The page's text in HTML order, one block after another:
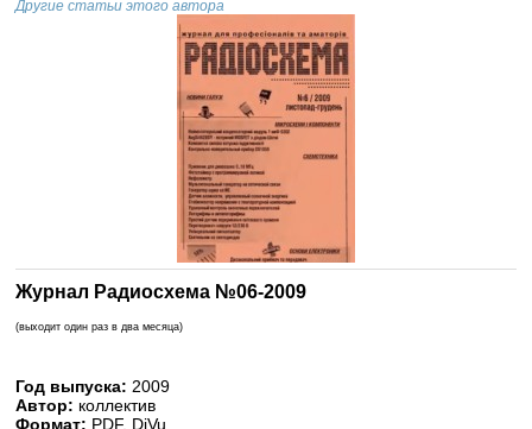
Другие статьи этого автора
Журнал Радиосхема №06-2009
(выходит один раз в два месяца)
Год выпуска: 2009
Автор: коллектив
Формат: PDF, DjVu